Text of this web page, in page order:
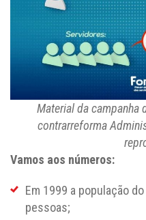
Material da campanha
contrarreforma
Vamos aos números:
Em 1999 a população
pessoas;